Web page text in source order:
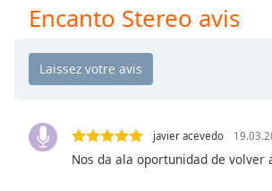
Playback
Rate
Chapters
Encanto Stereo avis
javier acevedo
Nos da ala oportunidad de volver